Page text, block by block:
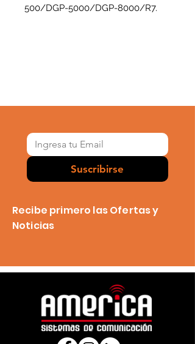
500/DGP-5000/DGP-8000/R7.
Suscribirse
Recibe primero las Ofertas y
Noticias